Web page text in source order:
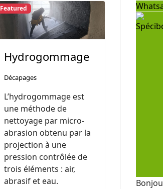
Featured
Hydrogommage
Décapages
L’hydrogommage est
une méthode de
nettoyage par micro-
abrasion obtenu par la
projection à une
pression contrôlée de
trois éléments : air,
abrasif et eau.